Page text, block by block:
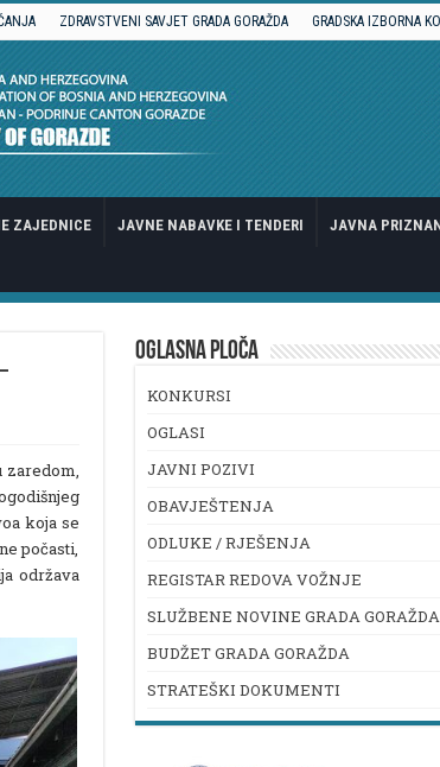
ZDRAVSTVENI SAVJET GRADA GORAŽDA GRADSKA IZBORNA
ZAJEDNICE JAVNE NABAVKE I TENDERI JAVNA
zaredom,
koja se
počasti,
održava
OGLASNA PLOČA
KONKURSI
OGLASI
JAVNI POZIVI
OBAVJEŠTENJA
ODLUKE / RJEŠENJA
REGISTAR REDOVA VOŽNJE
SLUŽBENE NOVINE GRADA GORAŽDA
BUDŽET GRADA GORAŽDA
STRATEŠKI DOKUMENTI